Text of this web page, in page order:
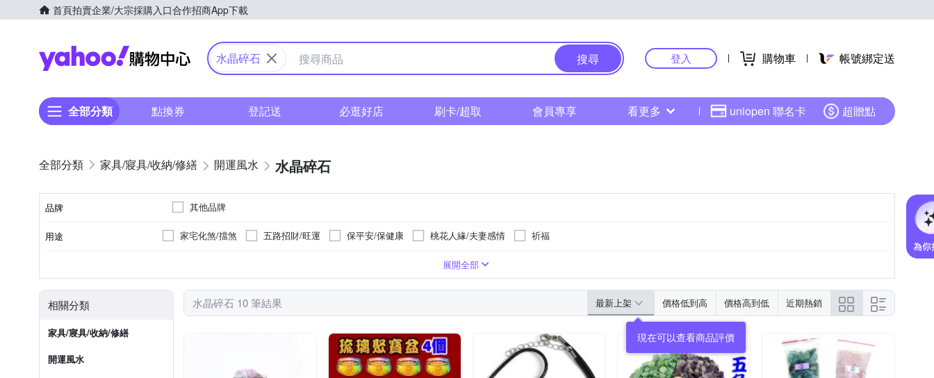
首頁拍賣企業/大宗採購入口合作招商App下載
Yahoo購物中心
水晶碎石 搜尋 登入 購物車 帳號綁定送
全部分類 點換券 登記送 必逛好店 刷卡/超取 會員專享 看更多 uniopen 聯名卡 超贈點
家具/寢具/收納/修繕 開運風水 水晶碎石
品牌 其他品牌
用途 家宅化煞/擋煞 五路招財/旺運 保平安/保健康 桃花人緣/夫妻感情 祈福
展開全部
相關分類
家具/寢具/收納/修繕
開運風水
水晶碎石 10 筆結果 最新上架 價格低到高 價格高到低 近期熱銷